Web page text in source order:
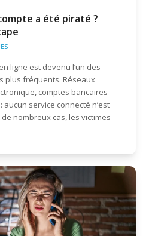
a été piraté ?
ligne est devenu l’un des
plus fréquents. Réseaux
comptes bancaires
service connecté n’est
nombreux cas, les victimes